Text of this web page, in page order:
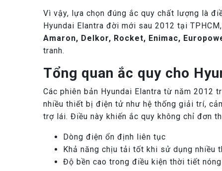
Vì vậy, lựa chọn đúng ắc quy chất lượng là
Hyundai Elantra đời mới sau 2012 tại
Amaron, Delkor, Rocket, Enimac,
tranh.
Tổng quan ắc quy cho
Các phiên bản Hyundai Elantra từ năm 2012
nhiều thiết bị điện tử như hệ thống giải trí,
trợ lái. Điều này khiến ắc quy không chỉ đơn
Dòng điện ổn định liên tục
Khả năng chịu tải tốt khi sử dụng nhiều
Độ bền cao trong điều kiện thời tiết